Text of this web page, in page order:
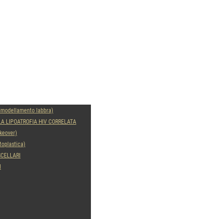
labbra)
LIPOATROFIA HIV CORRELATA